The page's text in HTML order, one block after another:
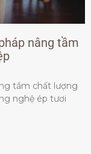
nâng tầm
tầm chất lượng
nghệ ép tươi